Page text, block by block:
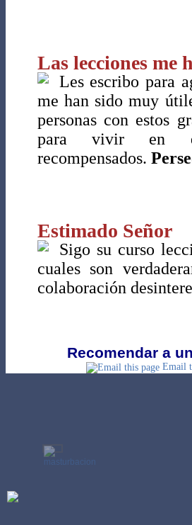
Las lecciones me
Les escribo para
me han sido muy
personas con estos
para vivir en
recompensados.
Estimado Señor
Sigo su curso
cuales son
colaboración
Recomendar a
Email